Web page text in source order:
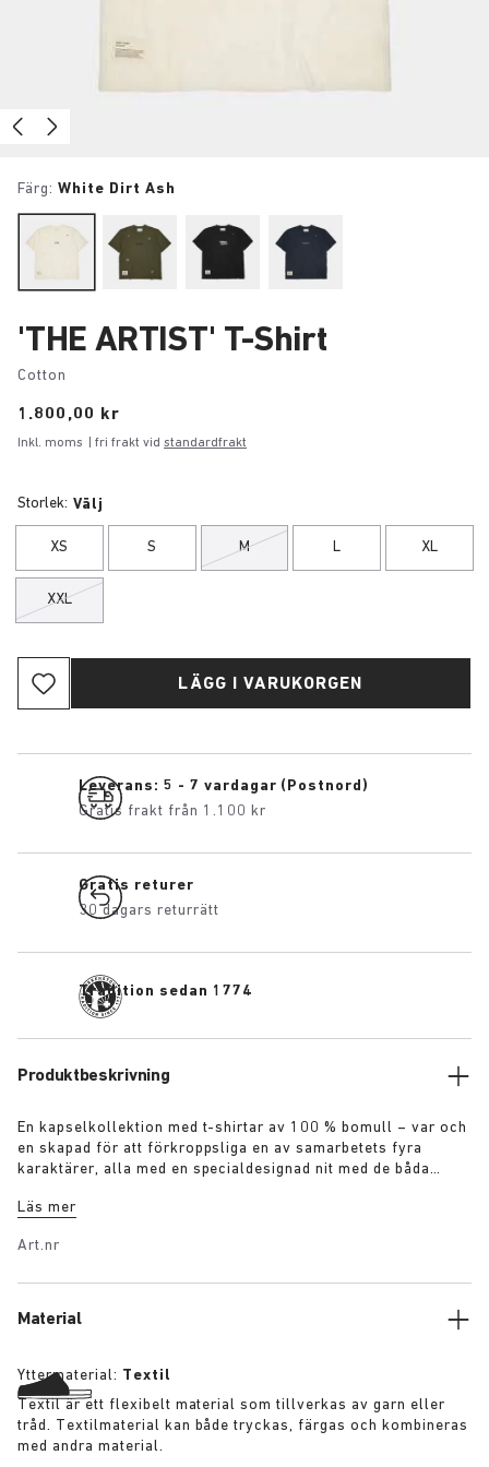
Färg: White Dirt Ash
'THE ARTIST' T-Shirt
Cotton
Price:
1.800,00 kr
Inkl. moms | fri frakt vid standardfrakt
Storlek: Välj
XS S M L XL
XXL
LÄGG I VARUKORGEN
Leverans: 5 - 7 vardagar (Postnord)
Gratis frakt från 1.100 kr
Gratis returer
30 dagars returrätt
Tradition sedan 1774
Produktbeskrivning
En kapselkollektion med t-shirtar av 100 % bomull – var och
en skapad för att förkroppsliga en av samarbetets fyra
karaktärer, alla med en specialdesignad nit med de båda
med virkad blomsterapplikation Konstnären – Vitfärgad t-
pondus Samlaren – Klassisk t-shirt i marinblå färgton Fler
Läs mer
Art.nr
Material
Yttermaterial: Textil
Textil är ett flexibelt material som tillverkas av garn eller
tråd. Textilmaterial kan både tryckas, färgas och kombineras
med andra material.